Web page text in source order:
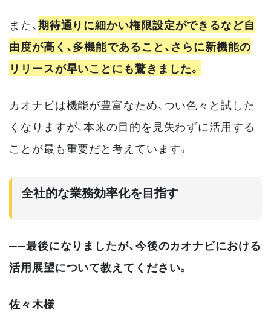
また、期待通りに細かい権限設定ができるなど自
由度が高く、多機能であること、さらに新機能の
リリースが早いことにも驚きました。
カオナビは機能が豊富なため、つい色々と試した
くなりますが、本来の目的を見失わずに活用する
ことが最も重要だと考えています。
全社的な業務効率化を目指す
──最後になりましたが、今後のカオナビにおける
活用展望について教えてください。
佐々木様